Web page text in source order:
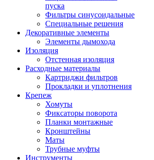
пуска
Фильтры синусоидальные
Специальные решения
Декоративные элементы
Элементы дымохода
Изоляция
Отстенная изоляция
Расходные материалы
Картриджи фильтров
Прокладки и уплотнения
Крепеж
Хомуты
Фиксаторы поворота
Планки монтажные
Кронштейны
Маты
Трубные муфты
Инструменты